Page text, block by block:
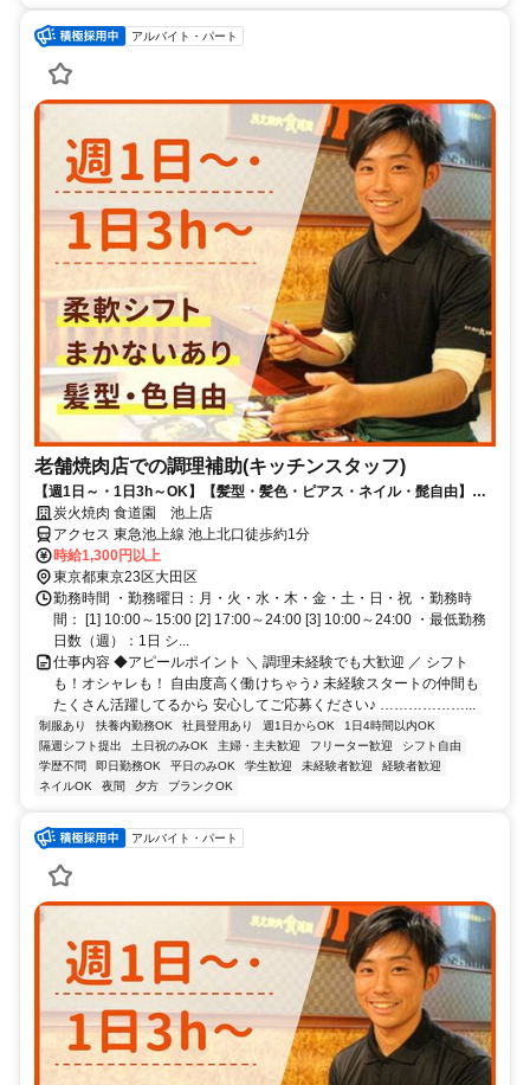
アルバイト・パート
老舗焼肉店での調理補助(キッチンスタッフ)
【週1日～・1日3h～OK】【髪型・髪色・ピアス・ネイル・髭自由】バ
イトデビューの方も大歓迎！料理したことない方もOK♪包丁の持ち方か
ら教えます！盛り付けや混ぜ合わせなど、カンタンな作業ばかりなので
ご安心ください♪シフトは柔軟対応OK◎「テストがある」「子どものお
迎えに合わせたい」などなんでも相談してください！美味しいまかない
も食べられるので食費も節約OK◎
炭火焼肉 食道園 池上店
アクセス 東急池上線 池上北口徒歩約1分
時給1,300円以上
東京都東京23区大田区
勤務時間 ・勤務曜日：月・火・水・木・金・土・日・祝 ・勤務時
間： [1] 10:00～15:00 [2] 17:00～24:00 [3] 10:00～24:00 ・最低勤務
日数（週）：1日 シ...
仕事内容 ◆アピールポイント ＼ 調理未経験でも大歓迎 ／ シフト
も！オシャレも！ 自由度高く働けちゃう♪ 未経験スタートの仲間も
たくさん活躍してるから 安心してご応募ください♪ ………………...
制服あり 扶養内勤務OK 社員登用あり 週1日からOK
1日4時間以内OK
隔週シフト提出
土日祝のみOK 主婦・主夫歓迎 フリーター歓迎
シフト自由
学歴不問
即日勤務OK 平日のみOK 学生歓迎 未経験者歓迎
経験者歓迎
ネイルOK
夜間 夕方 ブランクOK
アルバイト・パート